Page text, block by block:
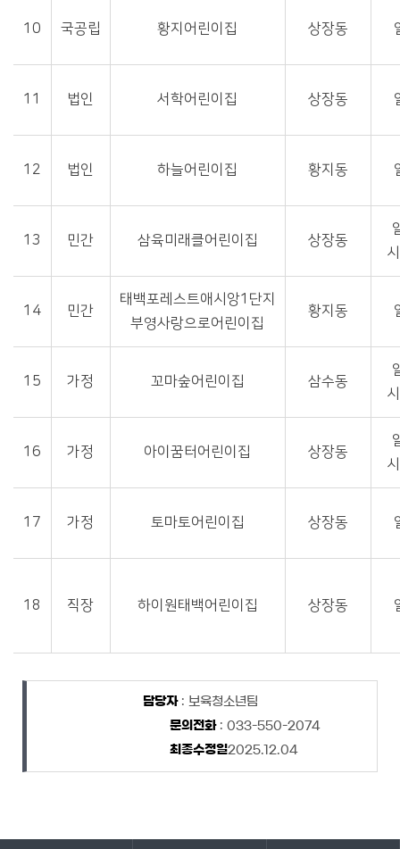
10 국공립 황지어린이집 상장동
11 법인 서학어린이집 상장동
12 법인 하늘어린이집 황지동
13 민간 삼육미래클어린이집 상장동
14 민간
태백포레스트애시앙1단지
부영사랑으로어린이집
황지동
15 가정 꼬마숲어린이집 삼수동
16 가정 아이꿈터어린이집 상장동
17 가정 토마토어린이집 상장동
18 직장 하이원태백어린이집 상장동
담당자 정보
담당자: 보육청소년팀
문의전화: 033-550-2074
최종수정일2025.12.04